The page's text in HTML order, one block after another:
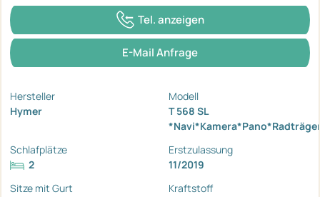
Tel. anzeigen
E-Mail Anfrage
Hersteller
Hymer
Modell
T 568 SL
Schlafplätze
2
Erstzulassung
11/2019
Sitze mit Gurt
Kraftstoff